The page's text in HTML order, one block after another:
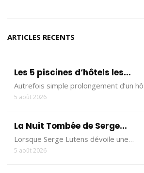
ARTICLES RECENTS
Les 5 piscines d’hôtels les...
Autrefois simple prolongement d’un
5 août 2026
La Nuit Tombée de Serge...
Lorsque Serge Lutens dévoile une…
5 août 2026